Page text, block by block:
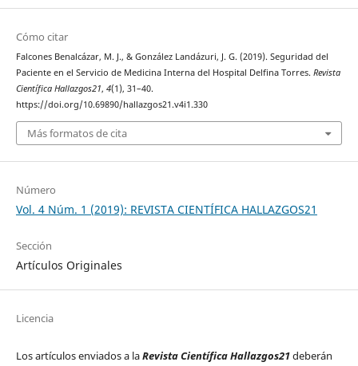
Cómo citar
Falcones Benalcázar, M. J., & González Landázuri, J. G. (2019). Seguridad del
Paciente en el Servicio de Medicina Interna del Hospital Delfina Torres. Revista
Científica Hallazgos21, 4(1), 31–40.
https://doi.org/10.69890/hallazgos21.v4i1.330
Más formatos de cita
Número
Vol. 4 Núm. 1 (2019): REVISTA CIENTÍFICA HALLAZGOS21
Sección
Artículos Originales
Licencia
Los artículos enviados a laRevista Científica Hallazgos21deberán